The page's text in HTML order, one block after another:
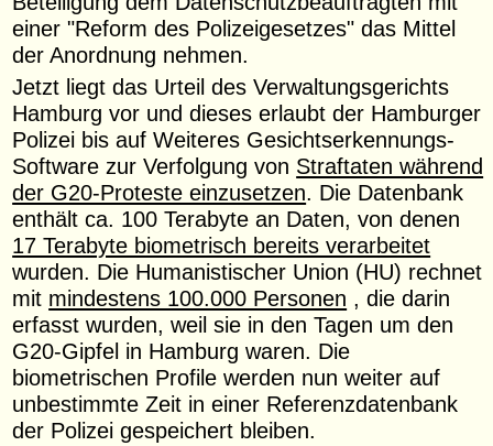
einer "Reform des Polizeigesetzes" das Mittel
der Anordnung nehmen.
Jetzt liegt das Urteil des Verwaltungsgerichts
Hamburg vor und dieses erlaubt der Hamburger
Polizei bis auf Weiteres Gesichtserkennungs-
Software zur Verfolgung von Straftaten während
der G20-Proteste einzusetzen . Die Datenbank
enthält ca. 100 Terabyte an Daten, von denen
17 Terabyte biometrisch bereits verarbeitet
wurden. Die Humanistischer Union (HU) rechnet
mit mindestens 100.000 Personen , die darin
erfasst wurden, weil sie in den Tagen um den
G20-Gipfel in Hamburg waren. Die
biometrischen Profile werden nun weiter auf
unbestimmte Zeit in einer Referenzdatenbank
der Polizei gespeichert bleiben.